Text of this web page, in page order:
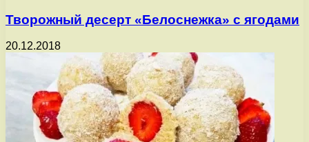
Творожный десерт «Белоснежка» с ягодами
20.12.2018